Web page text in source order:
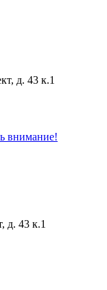
д. 43 к.1
внимание!
д. 43 к.1